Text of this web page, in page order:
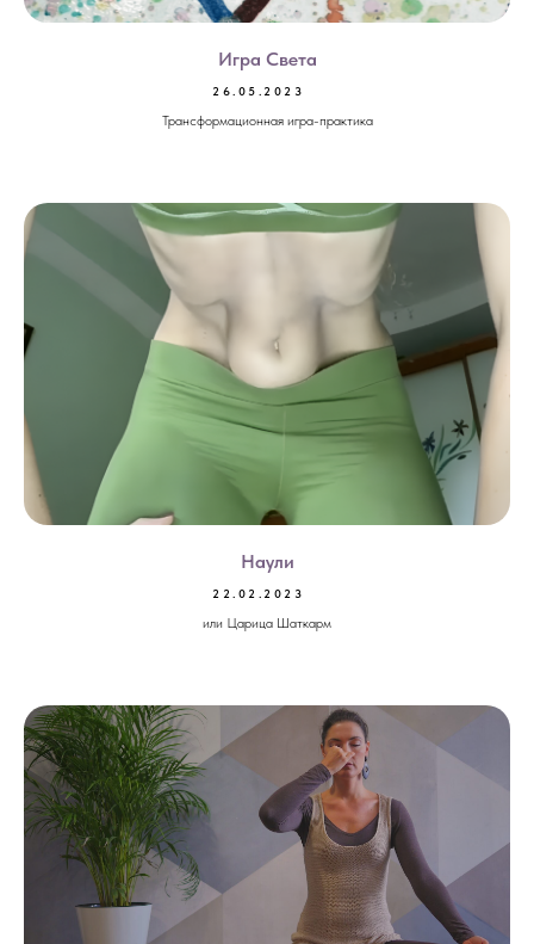
Игра Света
26.05.2023
Трансформационная игра-практика
Наули
22.02.2023
или Царица Шаткарм